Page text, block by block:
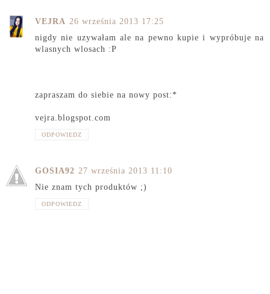
VEJRA 26 września 2013 17:25
nigdy nie uzywałam ale na pewno kupie i wypróbuje na
wlasnych wlosach :P
zapraszam do siebie na nowy post:*
vejra.blogspot.com
ODPOWIEDZ
GOSIA92 27 września 2013 11:10
Nie znam tych produktów ;)
ODPOWIEDZ